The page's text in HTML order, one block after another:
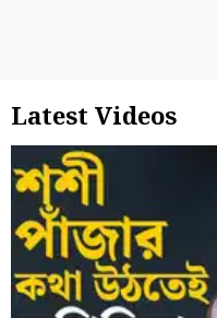
Latest Videos